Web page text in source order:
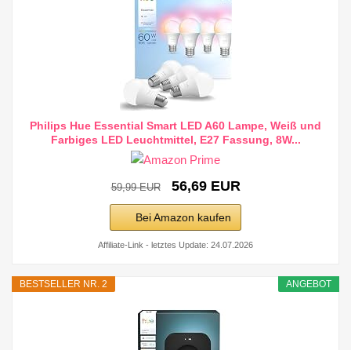
Philips Hue Essential Smart LED A60 Lampe, Weiß und
Farbiges LED Leuchtmittel, E27 Fassung, 8W...
59,99 EUR 56,69 EUR
Bei Amazon kaufen
Affiliate-Link - letztes Update: 24.07.2026
ANGEBOT
BESTSELLER NR. 2